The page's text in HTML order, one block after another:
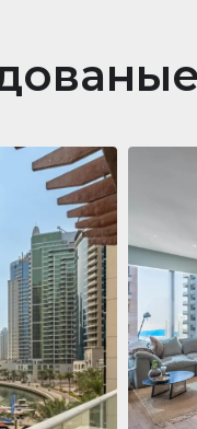
Gate,